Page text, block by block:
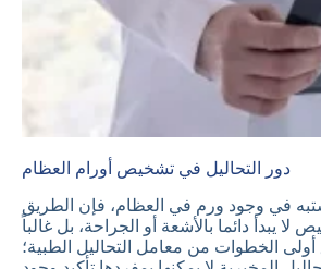
دور التحاليل في تشخيص أورام العظام
في وجود ورم في العظام، فإن الطريق
لا يبدأ دائما بالأشعة أو الجراحة، بل غالباً
أولى الخطوات من معامل التحاليل الطبية؛